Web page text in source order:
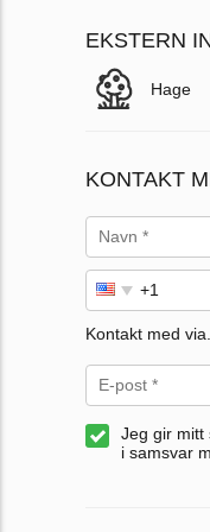
EKSTERN
Hage
KONTAKT
Kontakt med via...
Jeg gir mitt
i samsvar